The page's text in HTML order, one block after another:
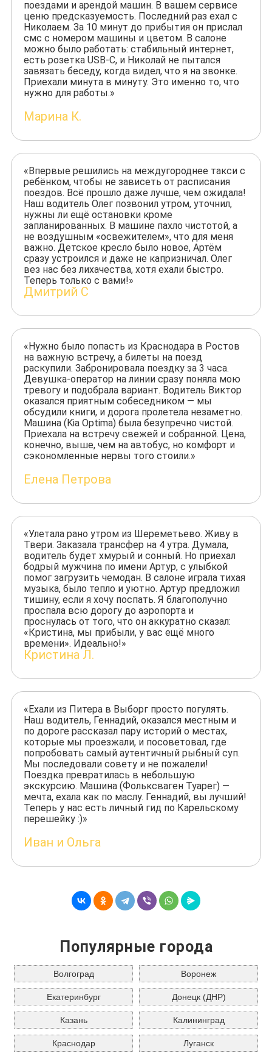
поездами и арендой машин. В вашем сервисе
ценю предсказуемость. Последний раз ехал с
Николаем. За 10 минут до прибытия он прислал
смс с номером машины и цветом. В салоне
можно было работать: стабильный интернет,
есть розетка USB-C, и Николай не пытался
завязать беседу, когда видел, что я на звонке.
Приехали минута в минуту. Это именно то, что
нужно для работы.»
Марина К.
«Впервые решились на междугороднее такси с
ребёнком, чтобы не зависеть от расписания
поездов. Всё прошло даже лучше, чем ожидала!
Наш водитель Олег позвонил утром, уточнил,
нужны ли ещё остановки кроме
запланированных. В машине пахло чистотой, а
не воздушным «освежителем», что для меня
важно. Детское кресло было новое, Артём
сразу устроился и даже не капризничал. Олег
вез нас без лихачества, хотя ехали быстро.
Теперь только с вами!»
Дмитрий С
«Нужно было попасть из Краснодара в Ростов
на важную встречу, а билеты на поезд
раскупили. Забронировала поездку за 3 часа.
Девушка-оператор на линии сразу поняла мою
тревогу и подобрала вариант. Водитель Виктор
оказался приятным собеседником — мы
обсудили книги, и дорога пролетела незаметно.
Машина (Kia Optima) была безупречно чистой.
Приехала на встречу свежей и собранной. Цена,
конечно, выше, чем на автобус, но комфорт и
сэкономленные нервы того стоили.»
Елена Петрова
«Улетала рано утром из Шереметьево. Живу в
Твери. Заказала трансфер на 4 утра. Думала,
водитель будет хмурый и сонный. Но приехал
бодрый мужчина по имени Артур, с улыбкой
помог загрузить чемодан. В салоне играла тихая
музыка, было тепло и уютно. Артур предложил
тишину, если я хочу поспать. Я благополучно
проспала всю дорогу до аэропорта и
проснулась от того, что он аккуратно сказал:
«Кристина, мы прибыли, у вас ещё много
времени». Идеально!»
Кристина Л.
«Ехали из Питера в Выборг просто погулять.
Наш водитель, Геннадий, оказался местным и
по дороге рассказал пару историй о местах,
которые мы проезжали, и посоветовал, где
попробовать самый аутентичный рыбный суп.
Мы последовали совету и не пожалели!
Поездка превратилась в небольшую
экскурсию. Машина (Фольксваген Туарег) —
мечта, ехала как по маслу. Геннадий, вы лучший!
Теперь у нас есть личный гид по Карельскому
перешейку :)»
Иван и Ольга
Популярные города
Волгоград Воронеж
Екатеринбург Донецк (ДНР)
Казань Калининград
Краснодар Луганск